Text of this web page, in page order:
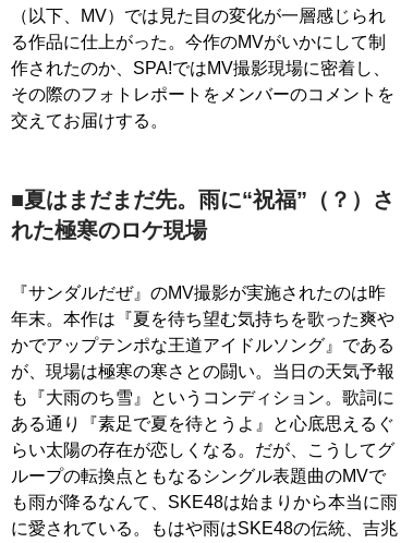
（以下、MV）では見た目の変化が一層感じられ
る作品に仕上がった。今作のMVがいかにして制
作されたのか、SPA!ではMV撮影現場に密着し、
その際のフォトレポートをメンバーのコメントを
交えてお届けする。
■夏はまだまだ先。雨に“祝福”（？）さ
れた極寒のロケ現場
『サンダルだぜ』のMV撮影が実施されたのは昨
年末。本作は『夏を待ち望む気持ちを歌った爽や
かでアップテンポな王道アイドルソング』である
が、現場は極寒の寒さとの闘い。当日の天気予報
も『大雨のち雪』というコンディション。歌詞に
ある通り『素足で夏を待とうよ』と心底思えるぐ
らい太陽の存在が恋しくなる。だが、こうしてグ
ループの転換点ともなるシングル表題曲のMVで
も雨が降るなんて、SKE48は始まりから本当に雨
に愛されている。もはや雨はSKE48の伝統、吉兆